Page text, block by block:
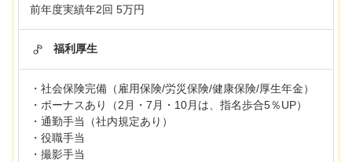
前年度実績年2回 5万円
福利厚生
・社会保険完備（雇用保険/労災保険/健康保険/厚生年金）
・ボーナスあり（2月・7月・10月は、指名歩合5％UP）
・通勤手当（社内規定あり）
・役職手当
・撮影手当